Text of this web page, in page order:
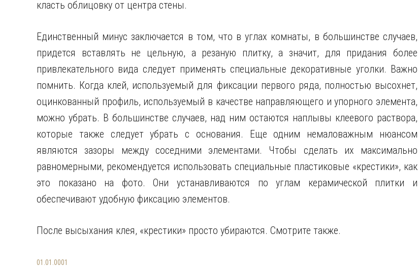
класть облицовку от центра стены.
Единственный минус заключается в том, что в углах комнаты, в большинстве случаев,
придется вставлять не цельную, а резаную плитку, а значит, для придания более
привлекательного вида следует применять специальные декоративные уголки. Важно
помнить. Когда клей, используемый для фиксации первого ряда, полностью высохнет,
оцинкованный профиль, используемый в качестве направляющего и упорного элемента,
можно убрать. В большинстве случаев, над ним остаются наплывы клеевого раствора,
которые также следует убрать с основания. Еще одним немаловажным нюансом
являются зазоры между соседними элементами. Чтобы сделать их максимально
равномерными, рекомендуется использовать специальные пластиковые «крестики», как
это показано на фото. Они устанавливаются по углам керамической плитки и
обеспечивают удобную фиксацию элементов.
После высыхания клея, «крестики» просто убираются. Смотрите также.
01.01.0001